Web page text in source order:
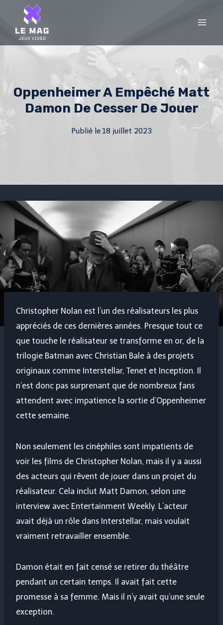
content
Oppenheimer A Empêché Matt
Damon De Cesser De Jouer
Publié le18 juillet 2023
Christopher Nolan est l’un des réalisateurs les plus
appréciés de ces dernières années. Presque tout ce
que touche le réalisateur se transforme en or, de la
trilogie Batman avec Christian Bale à des projets
originaux comme Interstellar, Tenet et Inception. Il
n’est donc pas surprenant que de nombreux fans
attendent avec impatience la sortie d’Oppenheimer
cette semaine.
Non seulement les cinéphiles sont impatients de
voir les films de Christopher Nolan, mais il y a aussi
des acteurs qui rêvent de jouer dans un projet du
réalisateur. Cela inclut Matt Damon, selon une
interview avec Entertainment Weekly. L’acteur
avait déjà un rôle dans Interstellar, mais voulait
vraiment retravailler ensemble.
Damon était en fait censé se retirer du théâtre
pendant un certain temps. Il avait fait cette
promesse à sa femme. Mais il n’y avait qu’une seule
exception.